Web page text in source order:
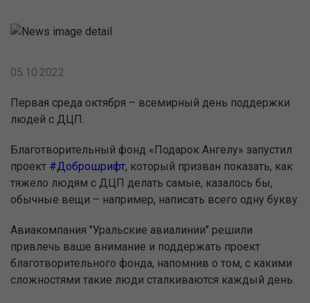
05.10.2022
Первая среда октября – всемирный день поддержки
людей с ДЦП.
Благотворительный фонд «Подарок Ангелу» запустил
проект #Доброшрифт, который призван показать, как
тяжело людям с ДЦП делать самые, казалось бы,
обычные вещи – например, написать всего одну букву.
Авиакомпания "Уральские авиалинии" решили
привлечь ваше внимание и поддержать проект
благотворительного фонда, напомнив о том, с какими
сложностями такие люди сталкиваются каждый день.